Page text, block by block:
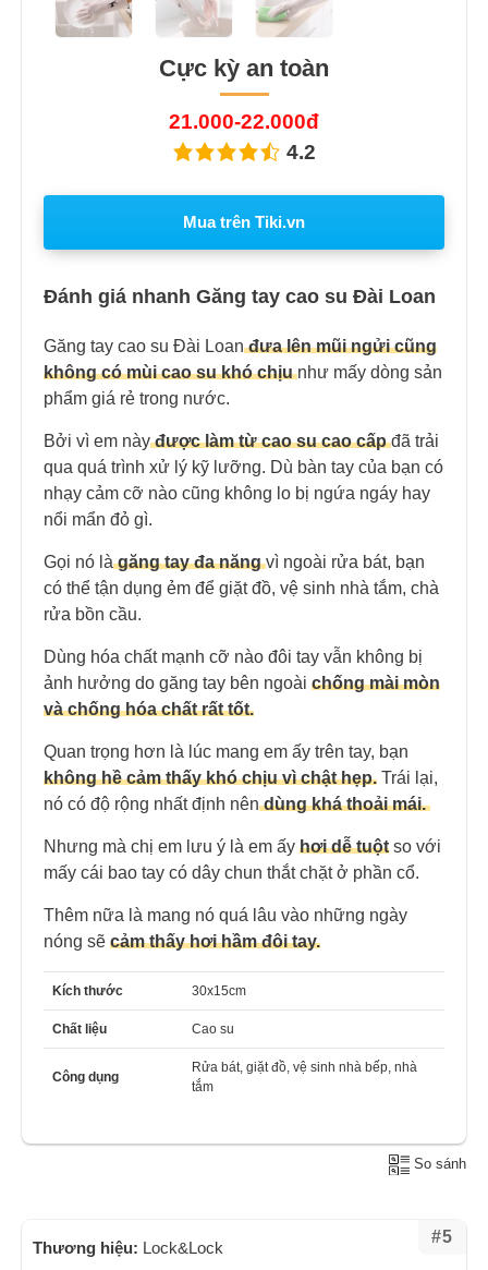
Cực kỳ an toàn
21.000-22.000đ
4.2
Mua trên Tiki.vn
Đánh giá nhanh Găng tay cao su Đài Loan
Găng tay cao su Đài Loanđưa lên mũi ngửi cũng
không có mùi cao su khó chịu như mấy dòng sản
phẩm giá rẻ trong nước.
Bởi vì em nàyđược làm từ cao su cao cấp đã trải
qua quá trình xử lý kỹ lưỡng. Dù bàn tay của bạn có
nhạy cảm cỡ nào cũng không lo bị ngứa ngáy hay
nổi mẩn đỏ gì.
Gọi nó làgăng tay đa năng vì ngoài rửa bát, bạn
có thể tận dụng ẻm để giặt đồ, vệ sinh nhà tắm, chà
rửa bồn cầu.
Dùng hóa chất mạnh cỡ nào đôi tay vẫn không bị
ảnh hưởng do găng tay bên ngoài chống mài mòn
và chống hóa chất rất tốt.
Quan trọng hơn là lúc mang em ấy trên tay, bạn
không hề cảm thấy khó chịu vì chật hẹp. Trái lại,
nó có độ rộng nhất định nêndùng khá thoải mái.
Nhưng mà chị em lưu ý là em ấy hơi dễ tuột so với
mấy cái bao tay có dây chun thắt chặt ở phần cổ.
Thêm nữa là mang nó quá lâu vào những ngày
nóng sẽ cảm thấy hơi hầm đôi tay.
Kích thước 30x15cm
Chất liệu Cao su
Công dụng
Rửa bát, giặt đồ, vệ sinh nhà bếp, nhà
tắm
So sánh
#5
Thương hiệu: Lock&Lock